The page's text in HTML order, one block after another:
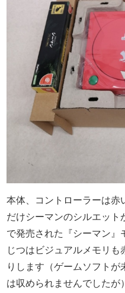
本体、コントローラーは赤
だけシーマンのシルエット
で発売された『シーマン』
じつはビジュアルメモリも
りします（ゲームソフトが
は収められませんでしたが